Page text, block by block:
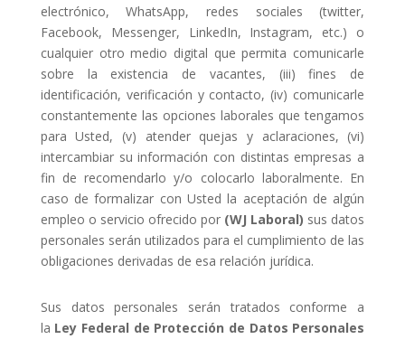
electrónico, WhatsApp, redes sociales (twitter,
Facebook, Messenger, LinkedIn, Instagram, etc.) o
cualquier otro medio digital que permita comunicarle
sobre la existencia de vacantes, (iii) fines de
identificación, verificación y contacto, (iv) comunicarle
constantemente las opciones laborales que tengamos
para Usted, (v) atender quejas y aclaraciones, (vi)
intercambiar su información con distintas empresas a
fin de recomendarlo y/o colocarlo laboralmente. En
caso de formalizar con Usted la aceptación de algún
empleo o servicio ofrecido por (WJ Laboral) sus datos
personales serán utilizados para el cumplimiento de las
obligaciones derivadas de esa relación jurídica.
Sus datos personales serán tratados conforme a
la Ley Federal de Protección de Datos Personales